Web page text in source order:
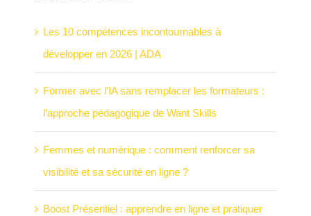
Les 10 compétences incontournables à
développer en 2026 | ADA
Former avec l’IA sans remplacer les formateurs :
l’approche pédagogique de Want Skills
Femmes et numérique : comment renforcer sa
visibilité et sa sécurité en ligne ?
Boost Présentiel : apprendre en ligne et pratiquer